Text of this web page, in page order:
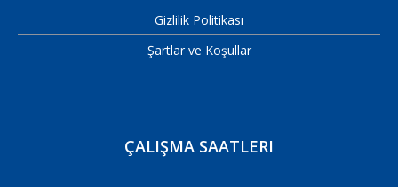
Gizlilik Politikası
Şartlar ve Koşullar
ÇALIŞMA SAATLERI